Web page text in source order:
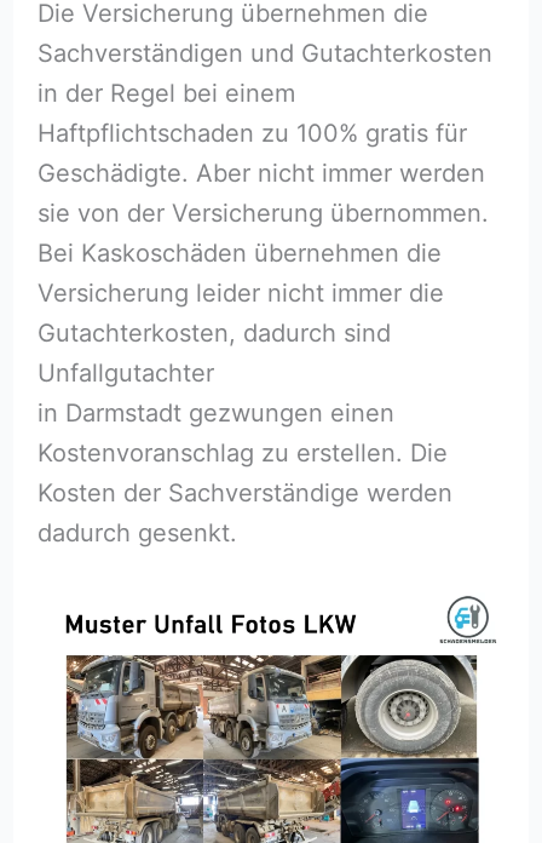
Die Versicherung übernehmen die
Sachverständigen und Gutachterkosten
in der Regel bei einem
Haftpflichtschaden zu 100% gratis für
Geschädigte. Aber nicht immer werden
sie von der Versicherung übernommen.
Bei Kaskoschäden übernehmen die
Versicherung leider nicht immer die
Gutachterkosten, dadurch sind
Unfallgutachter
in Darmstadt gezwungen einen
Kostenvoranschlag zu erstellen. Die
Kosten der Sachverständige werden
dadurch gesenkt.